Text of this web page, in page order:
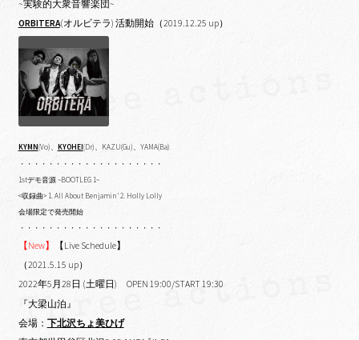
~実験的大衆音響楽団~
ORBITERA(オルビテラ) 活動開始（2019.12.25 up）
KYMN(Vo)、 KYOHEI(Dr)、KAZU(Gu)、YAMA(Ba)
・・・・・・・・・・・・・・・・・・・・
1stデモ音源 ~BOOTLEG 1~
<収録曲> 1. All About Benjamin’ 2. Holly Lolly
会場限定で発売開始
・・・・・・・・・・・・・・・・・・・・
【New】
【Live Schedule】
（2021.5.15 up）
2022年5月28日 (土曜日) OPEN 19:00/START 19:30
『大梁山泊』
会場： 下北沢ちょ美ひげ